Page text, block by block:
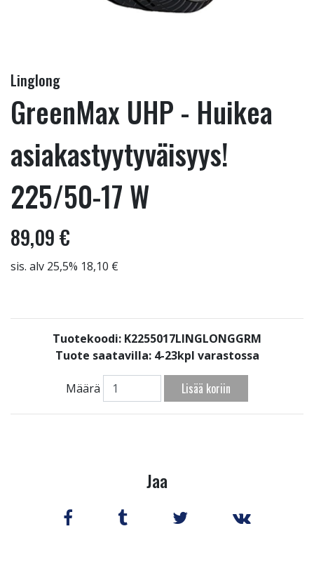
Linglong
GreenMax UHP - Huikea
asiakastyytyväisyys!
225/50-17 W
89,09 €
sis. alv 25,5% 18,10 €
Tuotekoodi: K2255017LINGLONGGRM
Tuote saatavilla: 4-23kpl varastossa
Määrä Lisää koriin
Jaa